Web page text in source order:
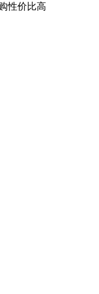
性价比高